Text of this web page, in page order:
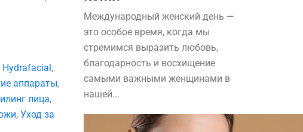
,
аппараты,
лица,
, Уход за
Международный женский день —
это особое время, когда мы
стремимся выразить любовь,
благодарность и восхищение
самыми важными женщинами в
нашей...